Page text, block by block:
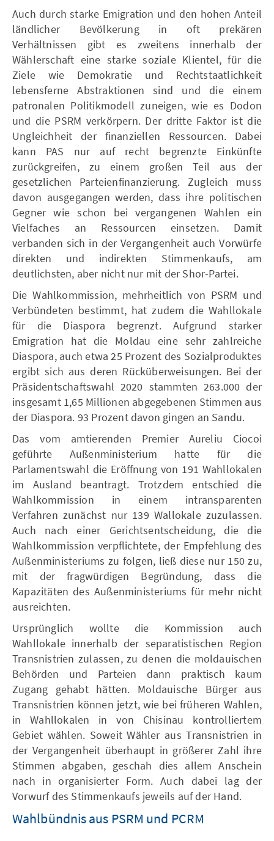
Auch durch starke Emigration und den hohen Anteil
ländlicher Bevölkerung in oft prekären
Verhältnissen gibt es zweitens innerhalb der
Wählerschaft eine starke soziale Klientel, für die
Ziele wie Demokratie und Rechtstaatlichkeit
lebensferne Abstraktionen sind und die einem
patronalen Politikmodell zuneigen, wie es Dodon
und die PSRM verkörpern. Der dritte Faktor ist die
Ungleichheit der finanziellen Ressourcen. Dabei
kann PAS nur auf recht begrenzte Einkünfte
zurückgreifen, zu einem großen Teil aus der
gesetzlichen Parteienfinanzierung. Zugleich muss
davon ausgegangen werden, dass ihre politischen
Gegner wie schon bei vergangenen Wahlen ein
Vielfaches an Ressourcen einsetzen. Damit
verbanden sich in der Vergangenheit auch Vorwürfe
direkten und indirekten Stimmenkaufs, am
deutlichsten, aber nicht nur mit der Shor-Partei.
Die Wahlkommission, mehrheitlich von PSRM und
Verbündeten bestimmt, hat zudem die Wahllokale
für die Diaspora begrenzt. Aufgrund starker
Emigration hat die Moldau eine sehr zahlreiche
Diaspora, auch etwa 25 Prozent des Sozialproduktes
ergibt sich aus deren Rücküberweisungen. Bei der
Präsidentschaftswahl 2020 stammten 263.000 der
insgesamt 1,65 Millionen abgegebenen Stimmen aus
der Diaspora. 93 Prozent davon gingen an Sandu.
Das vom amtierenden Premier Aureliu Ciocoi
geführte Außenministerium hatte für die
Parlamentswahl die Eröffnung von 191 Wahllokalen
im Ausland beantragt. Trotzdem entschied die
Wahlkommission in einem intransparenten
Verfahren zunächst nur 139 Wallokale zuzulassen.
Auch nach einer Gerichtsentscheidung, die die
Wahlkommission verpflichtete, der Empfehlung des
Außenministeriums zu folgen, ließ diese nur 150 zu,
mit der fragwürdigen Begründung, dass die
Kapazitäten des Außenministeriums für mehr nicht
ausreichten.
Ursprünglich wollte die Kommission auch
Wahllokale innerhalb der separatistischen Region
Transnistrien zulassen, zu denen die moldauischen
Behörden und Parteien dann praktisch kaum
Zugang gehabt hätten. Moldauische Bürger aus
Transnistrien können jetzt, wie bei früheren Wahlen,
in Wahllokalen in von Chisinau kontrolliertem
Gebiet wählen. Soweit Wähler aus Transnistrien in
der Vergangenheit überhaupt in größerer Zahl ihre
Stimmen abgaben, geschah dies allem Anschein
nach in organisierter Form. Auch dabei lag der
Vorwurf des Stimmenkaufs jeweils auf der Hand.
Wahlbündnis aus PSRM und PCRM